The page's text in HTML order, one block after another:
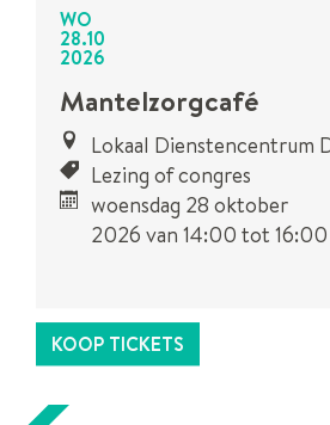
WO
28.10
2026
Mantelzorgcafé
Lokaal Dienstencentrum
Lezing of congres
woensdag 28 oktober
2026 van 14:00 tot 16:00
activiteit.
KOOP TICKETS